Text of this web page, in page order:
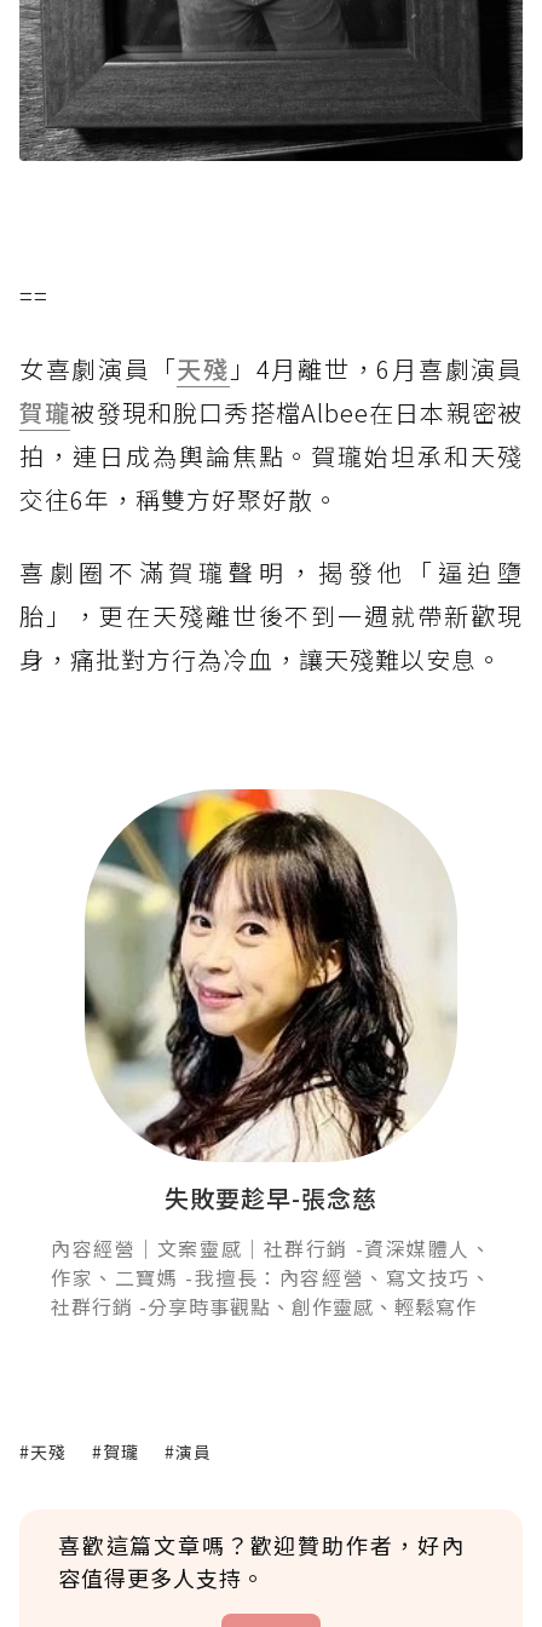
==
女喜劇演員「天殘 」4月離世，6月喜劇演員
賀瓏被發現和脫口秀搭檔Albee在日本親密被
拍，連日成為輿論焦點。賀瓏始坦承和天殘
交往6年，稱雙方好聚好散。
喜劇圈不滿賀瓏聲明，揭發他「逼迫墮
胎」，更在天殘離世後不到一週就帶新歡現
身，痛批對方行為冷血，讓天殘難以安息。
失敗要趁早-張念慈
內容經營｜文案靈感｜社群行銷 -資深媒體人、
作家、二寶媽 -我擅長：內容經營、寫文技巧、
社群行銷 -分享時事觀點、創作靈感、輕鬆寫作
#天殘 #賀瓏 #演員
喜歡這篇文章嗎？歡迎贊助作者，好內
容值得更多人支持。